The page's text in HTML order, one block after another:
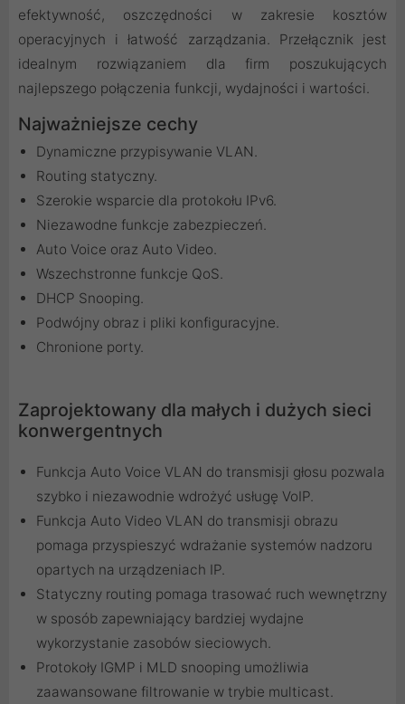
efektywność, oszczędności w zakresie kosztów
operacyjnych i łatwość zarządzania. Przełącznik jest
idealnym rozwiązaniem dla firm poszukujących
najlepszego połączenia funkcji, wydajności i wartości.
Najważniejsze cechy
Dynamiczne przypisywanie VLAN.
Routing statyczny.
Szerokie wsparcie dla protokołu IPv6.
Niezawodne funkcje zabezpieczeń.
Auto Voice oraz Auto Video.
Wszechstronne funkcje QoS.
DHCP Snooping.
Podwójny obraz i pliki konfiguracyjne.
Chronione porty.
Zaprojektowany dla małych i dużych sieci
konwergentnych
Funkcja Auto Voice VLAN do transmisji głosu pozwala
szybko i niezawodnie wdrożyć usługę VoIP.
Funkcja Auto Video VLAN do transmisji obrazu
pomaga przyspieszyć wdrażanie systemów nadzoru
opartych na urządzeniach IP.
Statyczny routing pomaga trasować ruch wewnętrzny
w sposób zapewniający bardziej wydajne
wykorzystanie zasobów sieciowych.
Protokoły IGMP i MLD snooping umożliwia
zaawansowane filtrowanie w trybie multicast.